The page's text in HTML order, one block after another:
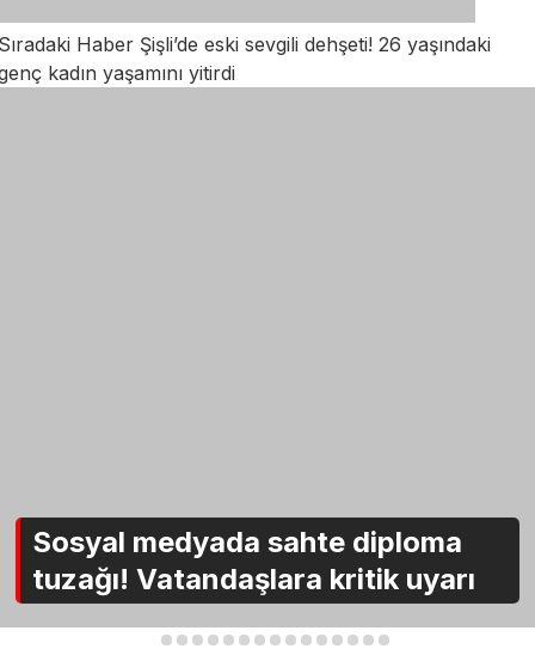
Haber Şişli’de eski sevgili dehşeti! 26 yaşındaki
kadın yaşamını yitirdi
Sosyal medyada sahte diploma
tuzağı! Vatandaşlara kritik uyarı
2 3 4 5 6 7 8 9 10 11 12 13 14 15